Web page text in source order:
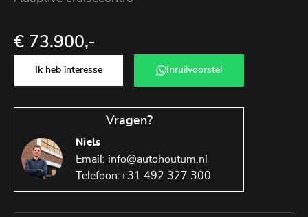
€ 73.900,-
Ik heb interesse Inruilvoorstel
Vragen?
Niels
Email: info@autohoutum.nl
Telefoon:+31 492 327 300